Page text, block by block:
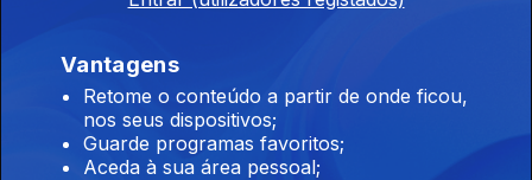
Incumprimento das normas do contrato de mediação imobiliária
Consultório Jurídico
Vantagens
Retome o conteúdo a partir de onde ficou,
nos seus dispositivos;
Guarde programas favoritos;
Aceda à sua área pessoal;